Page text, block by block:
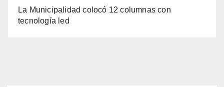
La Municipalidad colocó 12 columnas con
tecnología led